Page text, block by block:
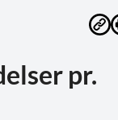
pr.